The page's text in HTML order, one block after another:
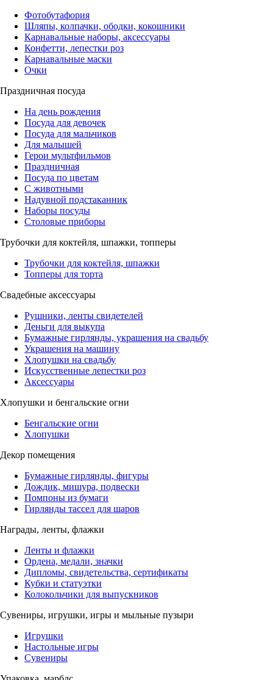
Фотобутафория
Шляпы, колпачки, ободки, кокошники
Карнавальные наборы, аксессуары
Конфетти, лепестки роз
Карнавальные маски
Очки
Праздничная посуда
На день рождения
Посуда для девочек
Посуда для мальчиков
Для малышей
Герои мультфильмов
Праздничная
Посуда по цветам
С животными
Надувной подстаканник
Наборы посуды
Столовые приборы
Трубочки для коктейля, шпажки, топперы
Трубочки для коктейля, шпажки
Топперы для торта
Свадебные аксессуары
Рушники, ленты свидетелей
Деньги для выкупа
Бумажные гирлянды, украшения на свадьбу
Украшения на машину
Хлопушки на свадьбу
Искусственные лепестки роз
Аксессуары
Хлопушки и бенгальские огни
Бенгальские огни
Хлопушки
Декор помещения
Бумажные гирлянды, фигуры
Дождик, мишура, подвески
Помпоны из бумаги
Гирлянды тассел для шаров
Награды, ленты, флажки
Ленты и флажки
Ордена, медали, значки
Дипломы, свидетельства, сертификаты
Кубки и статуэтки
Колокольчики для выпускников
Сувениры, игрушки, игры и мыльные пузыри
Игрушки
Настольные игры
Сувениры